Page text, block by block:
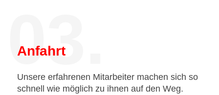
03.
Anfahrt
Unsere erfahrenen Mitarbeiter machen sich so
schnell wie möglich zu ihnen auf den Weg.